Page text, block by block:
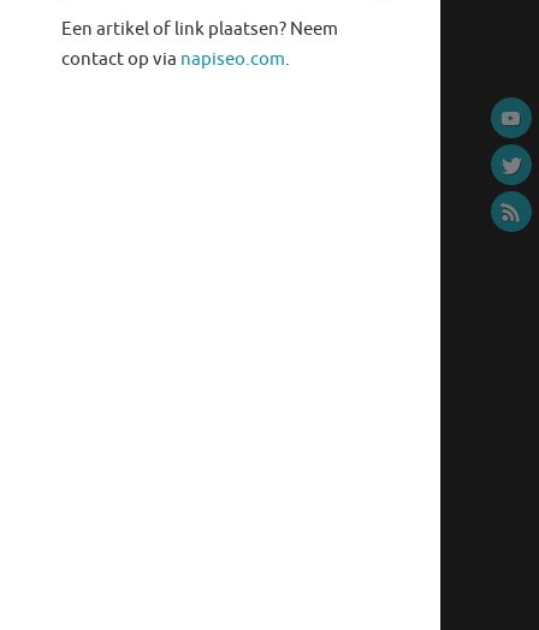
Een artikel of link plaatsen? Neem
contact op via napiseo.com.